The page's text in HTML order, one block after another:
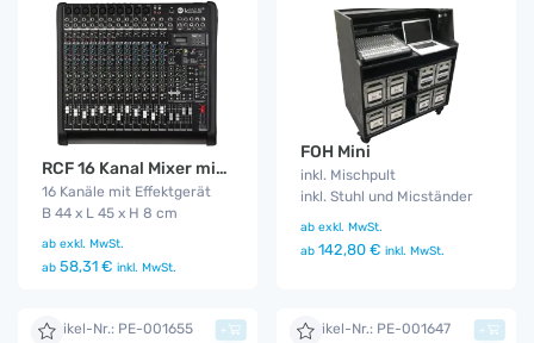
RCF 16 Kanal Mixer mit MP3 Player
16 Kanäle mit Effektgerät
B 44 x L 45 x H 8 cm
ab exkl. MwSt.
ab 58,31 € inkl. MwSt.
FOH Mini
inkl. Mischpult
inkl. Stuhl und Micständer
ab exkl. MwSt.
ab 142,80 € inkl. MwSt.
Artikel-Nr.: PE-001655 + Artikel-Nr.: PE-001647 +